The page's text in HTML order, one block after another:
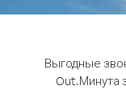
Выгодные
Out.Минута